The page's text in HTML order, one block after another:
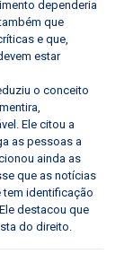
dependeria
que
e que,
estar
o conceito
Ele citou a
as pessoas a
ainda as
que as notícias
tem identificação
destacou que
do direito.